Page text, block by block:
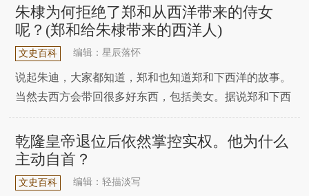
日，所以只是在我偶尔想起的时候才给我过。虽然事后他
们总会编我带我去公园和肯德基，但我还是想在生日那天
吃个蛋糕满足一下虚荣心。那天我高高兴兴的回家了，因
为
朱棣为何拒绝了郑和从西洋带来的侍女
呢？(郑和给朱棣带来的西洋人)
文史百科 编辑：星辰落怀
说起朱迪，大家都知道，郑和也知道郑和下西洋的故事。
当然去西方会带回很多好东西，包括美女。据说郑和下西
洋带回了26个西方美女，但是朱迪做了一件很有意思的事
情，就是他选择了拒绝，所以有网友要问了。为什么？这
个问题大家一起来分析揭秘吧！1405年，在永乐皇帝的命
令下，郑和第一次下西洋。但是第一次，我根本没
乾隆皇帝退位后依然掌控实权。他为什么
主动自首？
文史百科 编辑：轻描淡写